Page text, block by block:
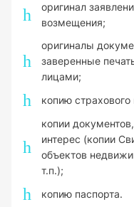
оригинал
возмещения;
оригиналы
заверенные
лицами;
копию страхового
копии
интерес (копии
объектов
т.п.);
копию паспорта.